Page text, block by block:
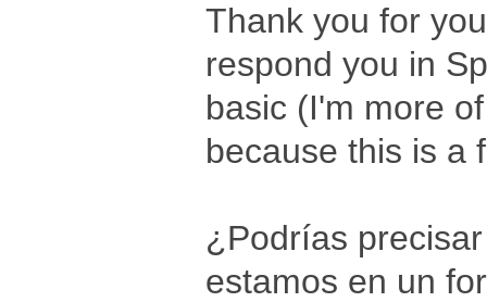
Thank you for
respond you in
basic (I'm more
because this is a
¿Podrías
estamos en un